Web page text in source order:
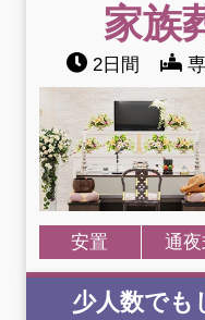
家族
2日間
安置 通
少人数でも